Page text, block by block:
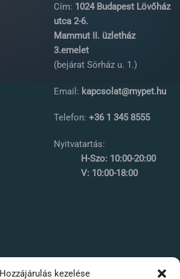
Hozzájárulás kezelése
Cím: 1024 Budapest Lövőház
utca 2-6.
Mammut II. üzletház
3.emelet
(bejárat Sörház u. 1.)
Email: kapcsolat@mypet.hu
Telefon: +36 1 345 8555
Nyitvatartás:
H-Szo: 10:00-20:00
V: 10:00-18:00